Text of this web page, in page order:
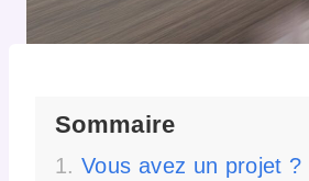
Sommaire
Vous avez un projet ?